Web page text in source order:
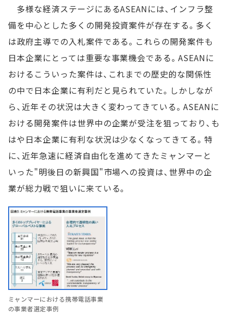
多様な経済ステージにあるASEANには、インフラ整
備を中心とした多くの開発投資案件が存在する。多く
は政府主導での入札案件である。これらの開発案件も
日本企業にとっては重要な事業機会である。ASEANに
おけるこういった案件は、これまでの歴史的な関係性
の中で日本企業に有利だと見られていた。しかしなが
ら、近年その状況は大きく変わってきている。ASEANに
おける開発案件は世界中の企業が受注を狙っており、も
はや日本企業に有利な状況は少なくなってきてる。特
に、近年急速に経済自由化を進めてきたミャンマーと
いった"明後日の新興国"市場への投資は、世界中の企
業が総力戦で狙いに来ている。
ミャンマーにおける携帯電話事業
の事業者選定事例